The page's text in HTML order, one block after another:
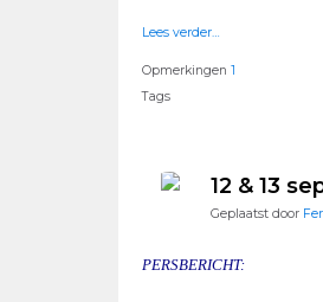
Lees verder…
Opmerkingen 1
Tags
12 & 13
Geplaatst door
PERSBERICHT: